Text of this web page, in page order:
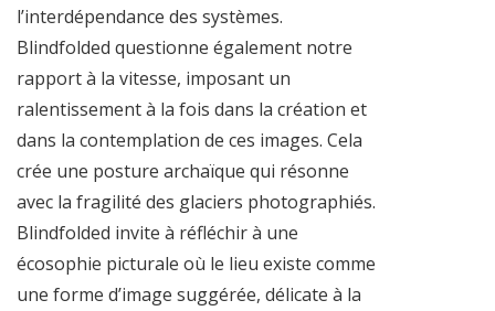
l’interdépendance des systèmes.
Blindfolded questionne également notre
rapport à la vitesse, imposant un
ralentissement à la fois dans la création et
dans la contemplation de ces images. Cela
crée une posture archaïque qui résonne
avec la fragilité des glaciers photographiés.
Blindfolded invite à réfléchir à une
écosophie picturale où le lieu existe comme
une forme d’image suggérée, délicate à la